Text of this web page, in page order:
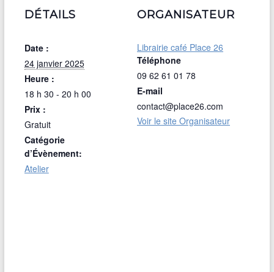
DÉTAILS
Date :
24 janvier 2025
Heure :
18 h 30 - 20 h 00
Prix :
Gratuit
Catégorie
d’Évènement:
Atelier
ORGANISATEUR
Librairie café Place 26
Téléphone
09 62 61 01 78
E-mail
contact@place26.com
Voir le site Organisateur